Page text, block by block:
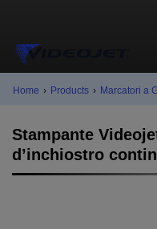
Home › Products › Marcatori a
Stampante
d’inchiostro